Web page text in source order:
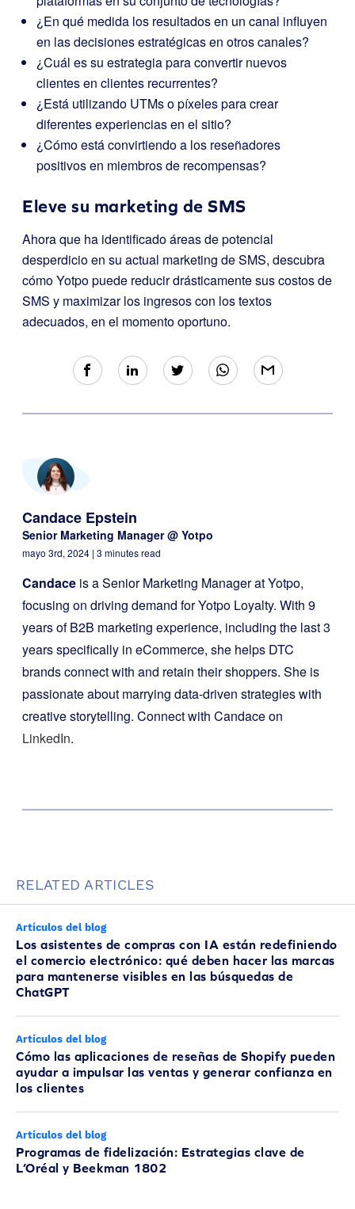
¿En qué medida los resultados en un canal influyen
en las decisiones estratégicas en otros canales?
¿Cuál es su estrategia para convertir nuevos
clientes en clientes recurrentes?
¿Está utilizando UTMs o píxeles para crear
diferentes experiencias en el sitio?
¿Cómo está convirtiendo a los reseñadores
positivos en miembros de recompensas?
Eleve su marketing de SMS
Ahora que ha identificado áreas de potencial
desperdicio en su actual marketing de SMS, descubra
cómo Yotpo puede reducir drásticamente sus costos de
SMS y maximizar los ingresos con los textos
adecuados, en el momento oportuno.
Candace Epstein
Senior Marketing Manager @ Yotpo
mayo 3rd, 2024 | 3 minutes read
Candace is a Senior Marketing Manager at Yotpo,
focusing on driving demand for Yotpo Loyalty. With 9
years of B2B marketing experience, including the last 3
years specifically in eCommerce, she helps DTC
brands connect with and retain their shoppers. She is
passionate about marrying data-driven strategies with
creative storytelling. Connect with Candace on
LinkedIn.
RELATED ARTICLES
Artículos del blog
Los asistentes de compras con IA están redefiniendo
el comercio electrónico: qué deben hacer las marcas
para mantenerse visibles en las búsquedas de
ChatGPT
Artículos del blog
Cómo las aplicaciones de reseñas de Shopify pueden
ayudar a impulsar las ventas y generar confianza en
los clientes
Artículos del blog
Programas de fidelización: Estrategias clave de
L’Oréal y Beekman 1802